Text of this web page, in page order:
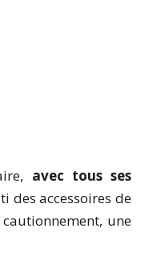
avec tous ses
des accessoires de
une